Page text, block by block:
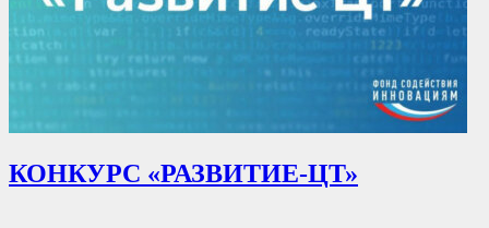
КОНКУРС «РАЗВИТИЕ-ЦТ»